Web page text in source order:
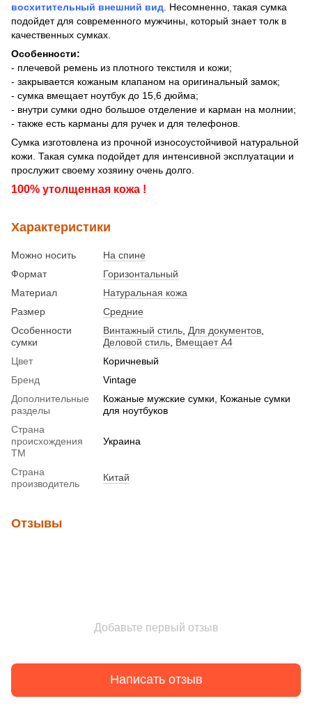
восхитительный внешний вид . Несомненно, такая сумка
подойдет для современного мужчины, который знает толк в
качественных сумках.
Особенности:
- плечевой ремень из плотного текстиля и кожи;
- закрывается кожаным клапаном на оригинальный замок;
- сумка вмещает ноутбук до 15,6 дюйма;
- внутри сумки одно большое отделение и карман на молнии;
- также есть карманы для ручек и для телефонов.
Сумка изготовлена из прочной износоустойчивой натуральной
кожи. Такая сумка подойдет для интенсивной эксплуатации и
прослужит своему хозяину очень долго.
100% утолщенная кожа !
Характеристики
Можно носить
На спине
Формат
Горизонтальный
Материал
Натуральная кожа
Размер
Средние
Особенности
сумки
Винтажный стиль Для документов
Деловой стиль Вмещает А4
Цвет
Коричневый
Бренд
Vintage
Дополнительные
разделы
Кожаные мужские сумки, Кожаные сумки
для ноутбуков
Страна
происхождения
ТМ
Украина
Страна
производитель
Китай
Отзывы
Добавьте первый отзыв
Написать отзыв